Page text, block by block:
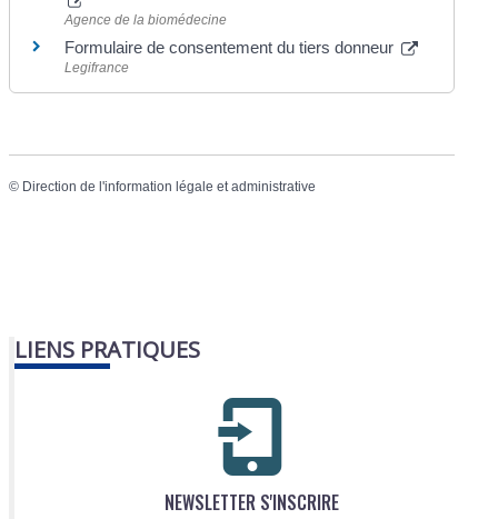
Agence de la biomédecine
Formulaire de consentement du tiers donneur
Legifrance
© Direction de l'information légale et administrative
LIENS PRATIQUES
NEWSLETTER S'INSCRIRE